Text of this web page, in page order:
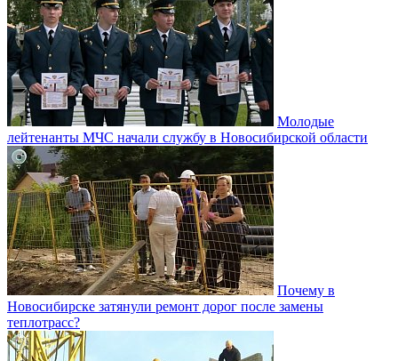
Молодые
лейтенанты МЧС начали службу в Новосибирской области
Почему в
Новосибирске затянули ремонт дорог после замены
теплотрасс?